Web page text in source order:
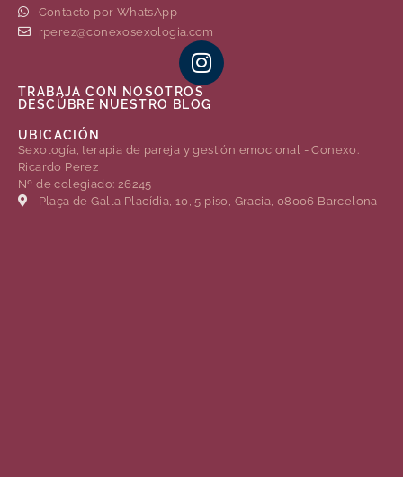
Contacto por WhatsApp
rperez@conexosexologia.com
TRABAJA CON NOSOTROS
DESCÚBRE NUESTRO BLOG
UBICACIÓN
Sexología, terapia de pareja y gestión emocional - Conexo.
Ricardo Perez
Nº de colegiado: 26245
Plaça de Gal·la Placídia, 10, 5 piso, Gracia, 08006 Barcelona